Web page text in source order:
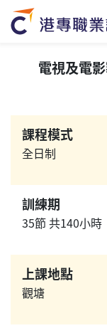
電視及電
課程模式
全日制
訓練期
35節 共140小時
上課地點
觀塘